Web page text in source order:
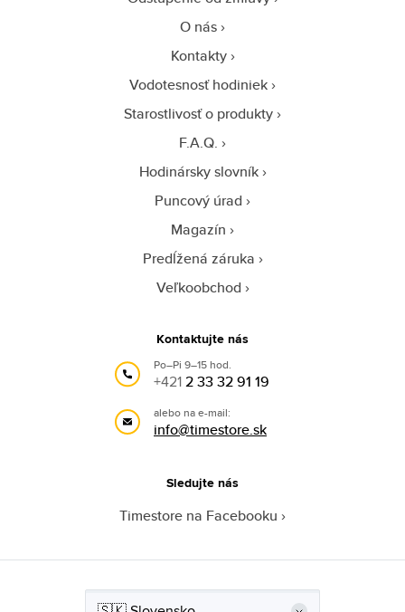
O nás
Kontakty
Vodotesnosť hodiniek
Starostlivosť o produkty
F.A.Q.
Hodinársky slovník
Puncový úrad
Magazín
Predĺžená záruka
Veľkoobchod
Kontaktujte nás
Po–Pi 9–15 hod.
+4212 33 32 91 19
alebo na e-mail:
info@timestore.sk
Sledujte nás
Timestore na Facebooku